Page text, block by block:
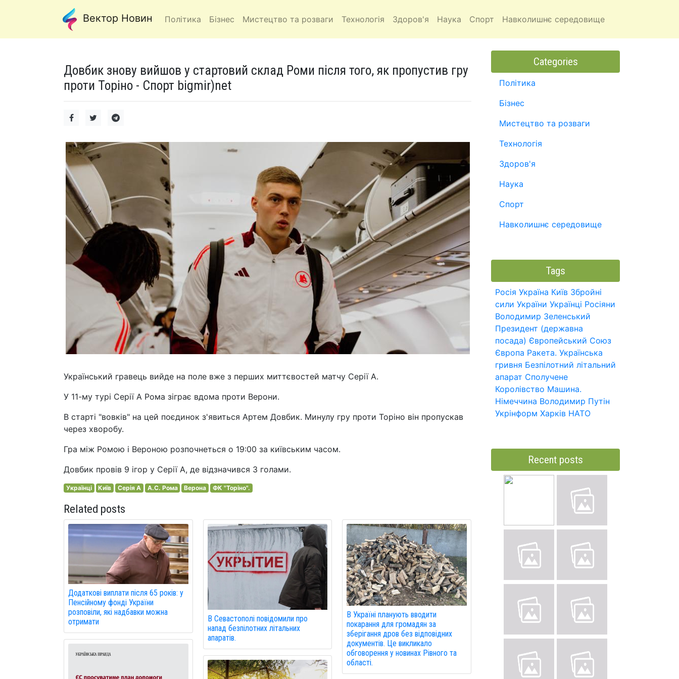
Вектор Новин Політика Бізнес Мистецтво та розваги Технологія Здоров'я Наука Спорт Навколишнє середовище
Довбик знову вийшов у стартовий склад Роми після того, як пропустив гру
проти Торіно - Спорт bigmir)net
Український гравець вийде на поле вже з перших миттєвостей матчу Серії А.
У 11-му турі Серії А Рома зіграє вдома проти Верони.
В старті "вовків" на цей поєдинок з'явиться Артем Довбик. Минулу гру проти Торіно він пропускав
через хворобу.
Гра між Ромою і Вероною розпочнеться о 19:00 за київським часом.
Довбик провів 9 ігор у Серії А, де відзначився 3 голами.
Українці Київ Серія A А.С. Рома Верона ФК "Торіно".
Related posts
Додаткові виплати після 65 років: у
Пенсійному фонді України
розповіли, які надбавки можна
отримати
В Севастополі повідомили про
напад безпілотних літальних
апаратів.
В Україні планують вводити
покарання для громадян за
зберігання дров без відповідних
документів. Це викликало
обговорення у новинах Рівного та
області.
Categories
Політика
Бізнес
Мистецтво та розваги
Технологія
Здоров'я
Наука
Спорт
Навколишнє середовище
Tags
Росія Україна Київ Збройні
сили України Українці Росіяни
Володимир Зеленський
Президент (державна
посада) Європейський Союз
Європа Ракета. Українська
гривня Безпілотний літальний
апарат Сполучене
Королівство Машина.
Німеччина Володимир Путін
Укрінформ Харків НАТО
Recent posts